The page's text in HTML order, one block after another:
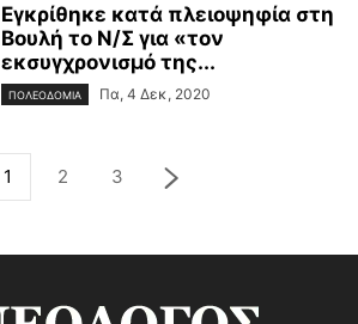
Εγκρίθηκε κατά πλειοψηφία στη
Βουλή το Ν/Σ για «τον
εκσυγχρονισμό της...
ΠΟΛΕΟΔΟΜΙΑ Πα, 4 Δεκ, 2020
1 2 3